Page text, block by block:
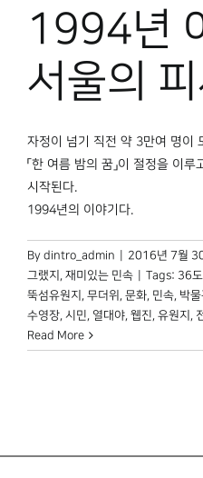
원문보기 PDF
박물관 홈페이지
1994년
서울의 피
자정이 넘기 직전 약 3만여 명이
「한 여름 밤의 꿈」이 절정을 이
시작된다.
1994년의 이야기다.
By dintro_admin 2016년 7월
그랬지 , 재미있는 민속 Tags: 36도
뚝섬유원지 , 무더위 , 문화, 민속, 박
수영장, 시민, 열대야, 웹진, 유원지 ,
Read More